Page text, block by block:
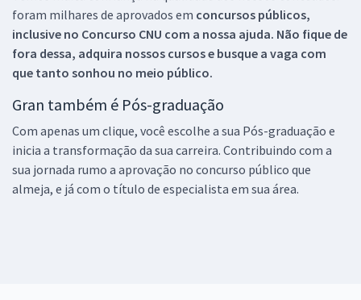
foram milhares de aprovados em concursos públicos,
inclusive no Concurso CNU com a nossa ajuda. Não fique de
fora dessa, adquira nossos cursos e busque a vaga com
que tanto sonhou no meio público.
Gran também é Pós-graduação
Com apenas um clique, você escolhe a sua Pós-graduação e
inicia a transformação da sua carreira. Contribuindo com a
sua jornada rumo a aprovação no concurso público que
almeja, e já com o título de especialista em sua área.